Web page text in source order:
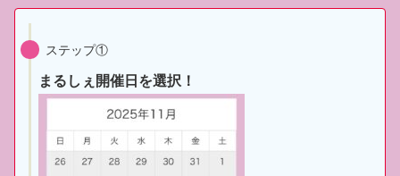
ステップ①
まるしぇ開催日を選択！